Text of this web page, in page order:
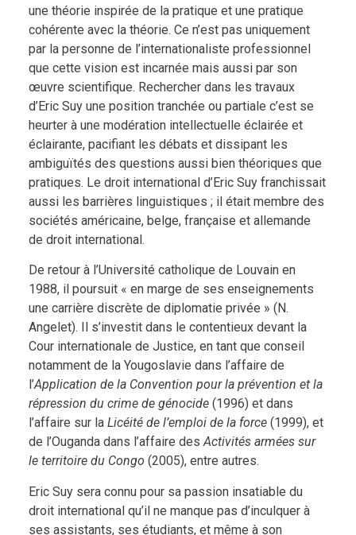
une théorie inspirée de la pratique et une pratique
cohérente avec la théorie. Ce n’est pas uniquement
par la personne de l’internationaliste professionnel
que cette vision est incarnée mais aussi par son
œuvre scientifique. Rechercher dans les travaux
d’Eric Suy une position tranchée ou partiale c’est se
heurter à une modération intellectuelle éclairée et
éclairante, pacifiant les débats et dissipant les
ambiguïtés des questions aussi bien théoriques que
pratiques. Le droit international d’Eric Suy franchissait
aussi les barrières linguistiques ; il était membre des
sociétés américaine, belge, française et allemande
de droit international.
De retour à l’Université catholique de Louvain en
1988, il poursuit « en marge de ses enseignements
une carrière discrète de diplomatie privée » (N.
Angelet). Il s’investit dans le contentieux devant la
Cour internationale de Justice, en tant que conseil
notamment de la Yougoslavie dans l’affaire de
l’Application de la Convention pour la prévention et la
répression du crime de génocide(1996) et dans
l’affaire sur la Licéité de l’emploi de la force(1999), et
de l’Ouganda dans l’affaire desActivités armées sur
le territoire du Congo (2005), entre autres.
Eric Suy sera connu pour sa passion insatiable du
droit international qu’il ne manque pas d’inculquer à
ses assistants, ses étudiants, et même à son